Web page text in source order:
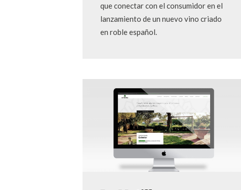
que conectar con el consumidor en el
lanzamiento de un nuevo vino criado
en roble español.